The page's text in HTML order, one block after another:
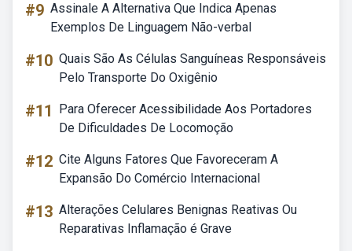
#9 Assinale A Alternativa Que Indica Apenas
Exemplos De Linguagem Não-verbal
#10 Quais São As Células Sanguíneas Responsáveis
Pelo Transporte Do Oxigênio
#11
Para Oferecer Acessibilidade Aos Portadores
De Dificuldades De Locomoção
#12 Cite Alguns Fatores Que Favoreceram A
Expansão Do Comércio Internacional
#13 Alterações Celulares Benignas Reativas Ou
Reparativas Inflamação é Grave